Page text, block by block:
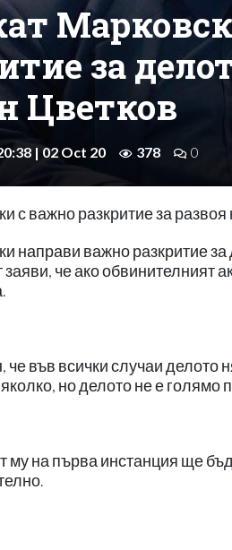
за
Цветков
| 02 Oct 20 378 0
с важно разкритие за
направи важно разкритие
че ако обвинителният
че във всички случаи
но делото не е голямо
му на първа инстанция ще